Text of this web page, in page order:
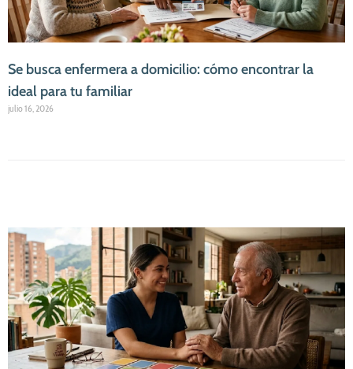
Se busca enfermera a domicilio: cómo encontrar la
ideal para tu familiar
julio 16, 2026